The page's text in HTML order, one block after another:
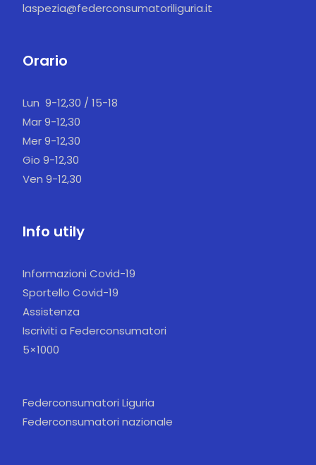
laspezia@federconsumatoriliguria.it
Orario
Lun 9-12,30 / 15-18
Mar 9-12,30
Mer 9-12,30
Gio 9-12,30
Ven 9-12,30
Info utily
Informazioni Covid-19
Sportello Covid-19
Assistenza
Iscriviti a Federconsumatori
5×1000
Federconsumatori Liguria
Federconsumatori nazionale